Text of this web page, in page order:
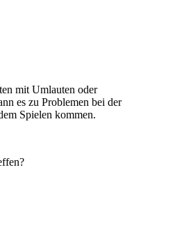
mit Umlauten oder
es zu Problemen bei der
Spielen kommen.